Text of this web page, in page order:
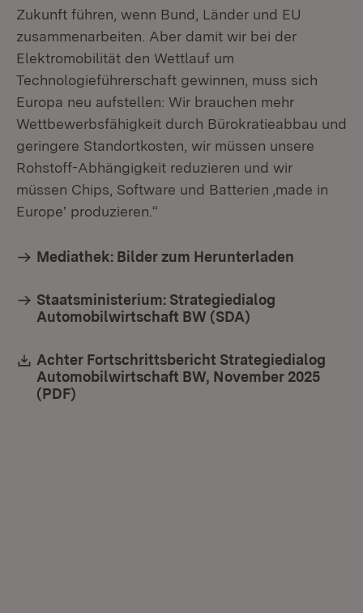
Zukunft führen, wenn Bund, Länder und EU
zusammenarbeiten. Aber damit wir bei der
Elektromobilität den Wettlauf um
Technologieführerschaft gewinnen, muss sich
Europa neu aufstellen: Wir brauchen mehr
Wettbewerbsfähigkeit durch Bürokratieabbau und
geringere Standortkosten, wir müssen unsere
Rohstoff-Abhängigkeit reduzieren und wir
müssen Chips, Software und Batterien ‚made in
Europe‛ produzieren.“
Mediathek: Bilder zum Herunterladen
Staatsministerium: Strategiedialog
Automobilwirtschaft BW (SDA)
Download:
Achter Fortschrittsbericht Strategiedialog
Automobilwirtschaft BW, November 2025
(PDF)